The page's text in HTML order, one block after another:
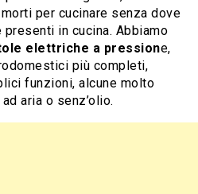
per cucinare senza dove
in cucina. Abbiamo
elettriche a pressione,
più completi,
funzioni, alcune molto
aria o senz’olio.